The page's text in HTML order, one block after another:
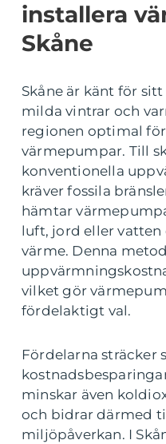
installera
Skåne
Skåne är känt för
milda vintrar och
regionen optimal
värmepumpar. Till
konventionella
kräver fossila
hämtar
luft, jord eller
värme. Denna
vilket gör
fördelaktigt val.
Fördelarna sträcker
minskar även
och bidrar därmed
miljöpåverkan. I